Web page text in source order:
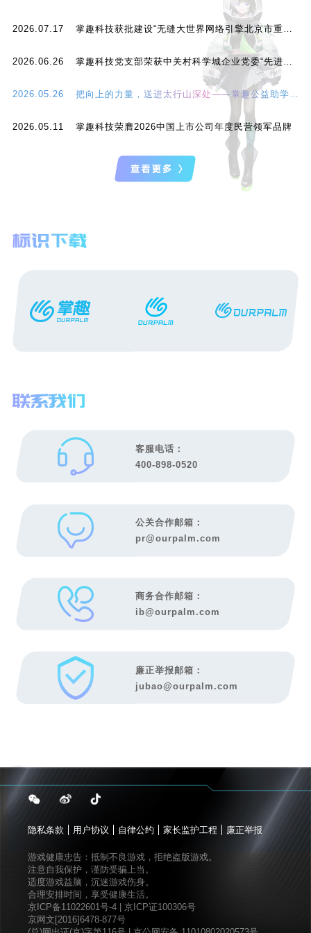
2026.07.17 掌趣科技获批建设“无缝大世界网络引擎北京市重点实验室”
2026.06.26 掌趣科技党支部荣获中关村科学城企业党委“先进基层党组织”称号
2026.05.26 把向上的力量，送进太行山深处——掌趣公益助学走访侧记
2026.05.11 掌趣科技荣膺2026中国上市公司年度民营领军品牌
客服电话：
400-898-0520
公关合作邮箱：
pr@ourpalm.com
商务合作邮箱：
ib@ourpalm.com
廉正举报邮箱：
jubao@ourpalm.com
隐私条款 用户协议 自律公约 家长监护工程 廉正举报
游戏健康忠告：抵制不良游戏，拒绝盗版游戏。
注意自我保护，谨防受骗上当。
适度游戏益脑，沉迷游戏伤身。
合理安排时间，享受健康生活。
京ICP备11022601号-4 |京ICP证100306号
京网文[2016]6478-877号